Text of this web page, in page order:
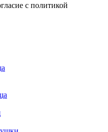
с политикой